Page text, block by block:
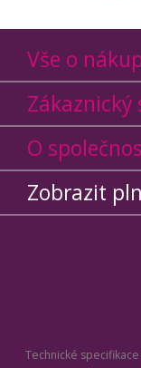
Vše o
Zákaznický
O
Zobrazit
Technické